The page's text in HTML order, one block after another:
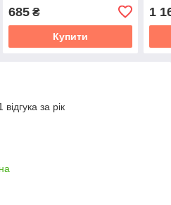
685₴
Купити
1
за рік